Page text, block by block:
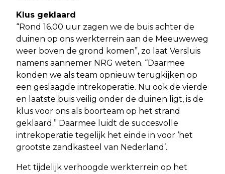
Klus geklaard
“Rond 16.00 uur zagen we de buis achter de
duinen op ons werkterrein aan de Meeuweweg
weer boven de grond komen”, zo laat Versluis
namens aannemer NRG weten. “Daarmee
konden we als team opnieuw terugkijken op
een geslaagde intrekoperatie. Nu ook de vierde
en laatste buis veilig onder de duinen ligt, is de
klus voor ons als boorteam op het strand
geklaard.” Daarmee luidt de succesvolle
intrekoperatie tegelijk het einde in voor ‘het
grootste zandkasteel van Nederland’.
Het tijdelijk verhoogde werkterrein op het